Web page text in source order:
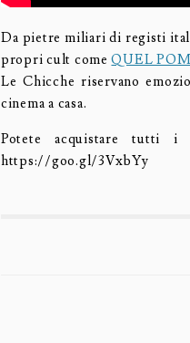
Da pietre miliari di registi
propri cult comeQUEL
Le Chicche riservano
cinema a casa.
Potete acquistare tutti i
https://goo.gl/3VxbYy